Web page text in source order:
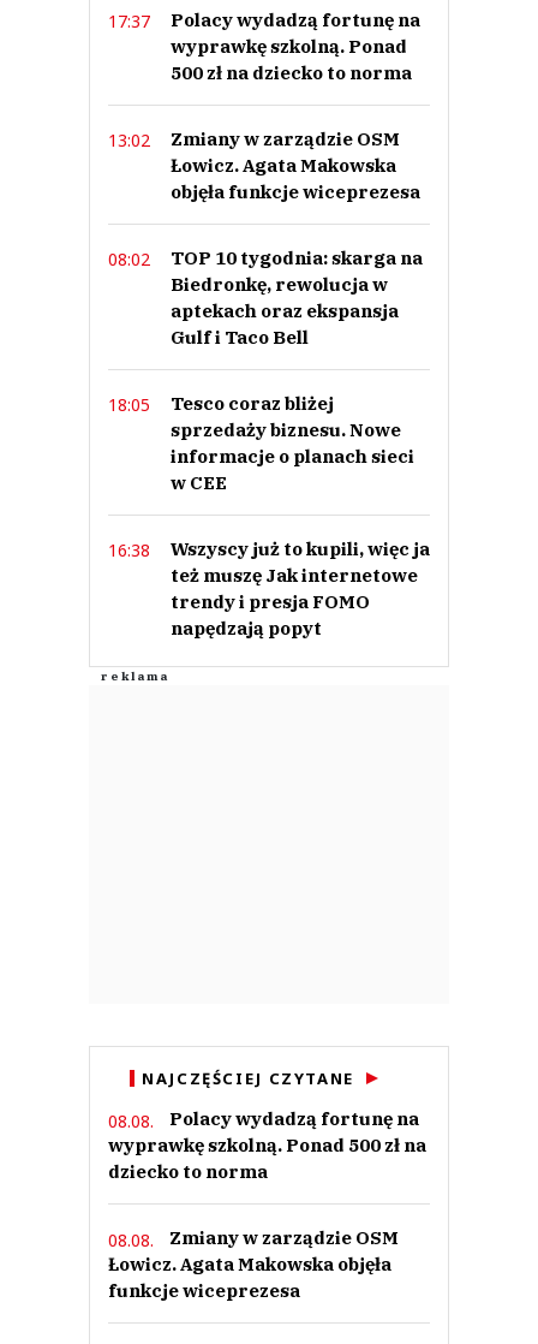
Nie trzeba dawać dzieciom tyle cukru to i próchnicy nie będzie. Moje
maluchy rzadko dostają widzą słodycze czy oranżadę. Jedzą owoce i piją
cisowiankę bez gazu. Zęby mają najzdrowsze w całej klasie
Odpowiedz
0
Nie znaleziono komentarzy
Zostaw swoje komentarze
Imię (Wymagane)
Prześlij komentarz
17:37
Polacy wydadzą fortunę na
wyprawkę szkolną. Ponad
500 zł na dziecko to norma
13:02
Zmiany w zarządzie OSM
Łowicz. Agata Makowska
objęła funkcje wiceprezesa
08:02
TOP 10 tygodnia: skarga na
Biedronkę, rewolucja w
aptekach oraz ekspansja
Gulf i Taco Bell
18:05
Tesco coraz bliżej
sprzedaży biznesu. Nowe
informacje o planach sieci
w CEE
16:38
Wszyscy już to kupili, więc ja
też muszę Jak internetowe
trendy i presja FOMO
napędzają popyt
NAJCZĘŚCIEJ CZYTANE
08.08.
Polacy wydadzą fortunę na
wyprawkę szkolną. Ponad 500 zł na
dziecko to norma
08.08.
Zmiany w zarządzie OSM
Łowicz. Agata Makowska objęła
funkcje wiceprezesa